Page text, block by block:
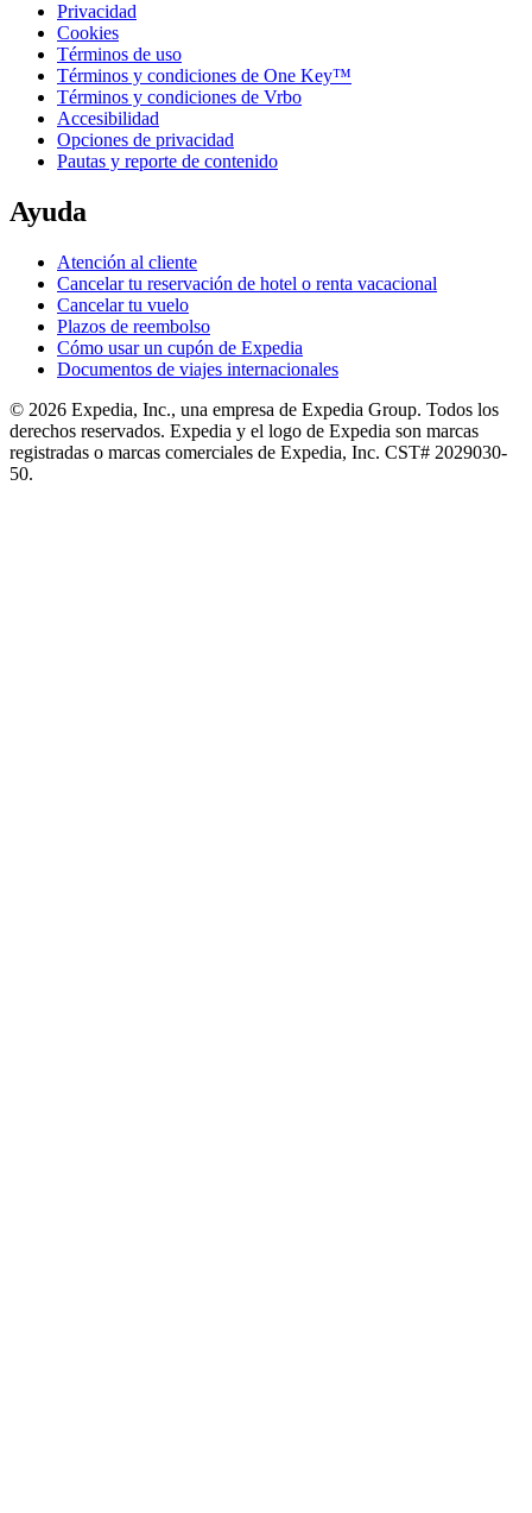
Privacidad
Cookies
Términos de uso
Términos y condiciones de One Key™
Términos y condiciones de Vrbo
Accesibilidad
Opciones de privacidad
Pautas y reporte de contenido
Ayuda
Atención al cliente
Cancelar tu reservación de hotel o renta vacacional
Cancelar tu vuelo
Plazos de reembolso
Cómo usar un cupón de Expedia
Documentos de viajes internacionales
© 2026 Expedia, Inc., una empresa de Expedia Group. Todos los
derechos reservados. Expedia y el logo de Expedia son marcas
registradas o marcas comerciales de Expedia, Inc. CST# 2029030-
50.